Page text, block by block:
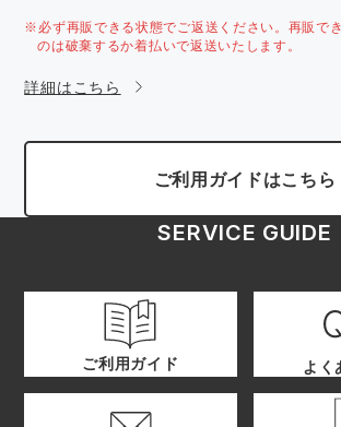
※必ず再販できる状態でご返送ください。再販で
のは破棄するか着払いで返送いたします。
詳細はこちら
ご利用ガイドはこちら
SERVICE GUIDE
ご利用ガイド よく